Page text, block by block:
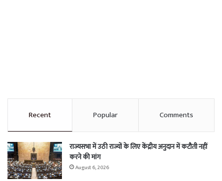
Recent Popular Comments
राज्यसभा में उठी राज्यों के लिए केंद्रीय अनुदान में कटौती नहीं
करने की मांग
August 6, 2026